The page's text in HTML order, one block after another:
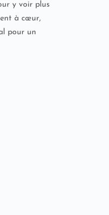
y voir plus
à cœur,
pour un